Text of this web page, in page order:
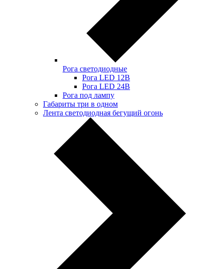
Рога светодиодные
Рога LED 12В
Рога LED 24В
Рога под лампу
Габариты три в одном
Лента светодиодная бегущий огонь